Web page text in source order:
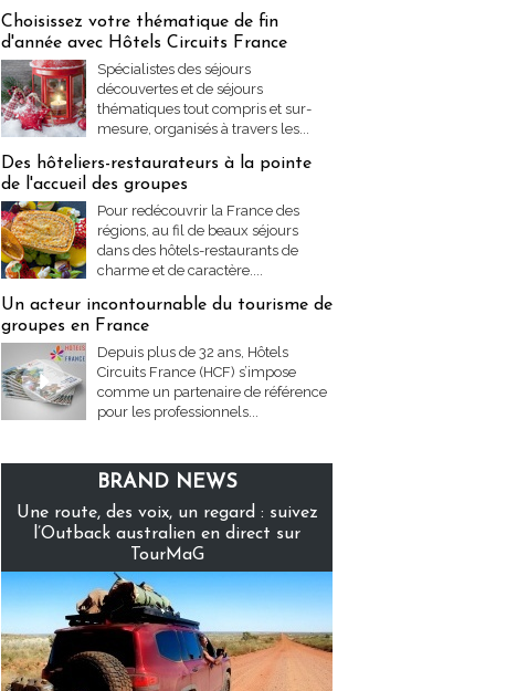
Choisissez votre thématique de fin
d'année avec Hôtels Circuits France
Spécialistes des séjours
découvertes et de séjours
thématiques tout compris et sur-
mesure, organisés à travers les...
Des hôteliers-restaurateurs à la pointe
de l'accueil des groupes
Pour redécouvrir la France des
régions, au fil de beaux séjours
dans des hôtels-restaurants de
charme et de caractère....
Un acteur incontournable du tourisme de
groupes en France
Depuis plus de 32 ans, Hôtels
Circuits France (HCF) s’impose
comme un partenaire de référence
pour les professionnels...
BRAND NEWS
Une route, des voix, un regard : suivez
l’Outback australien en direct sur
TourMaG